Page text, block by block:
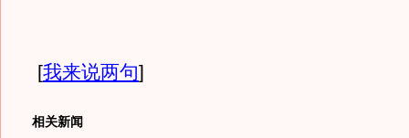
[我来说两句]
相关新闻